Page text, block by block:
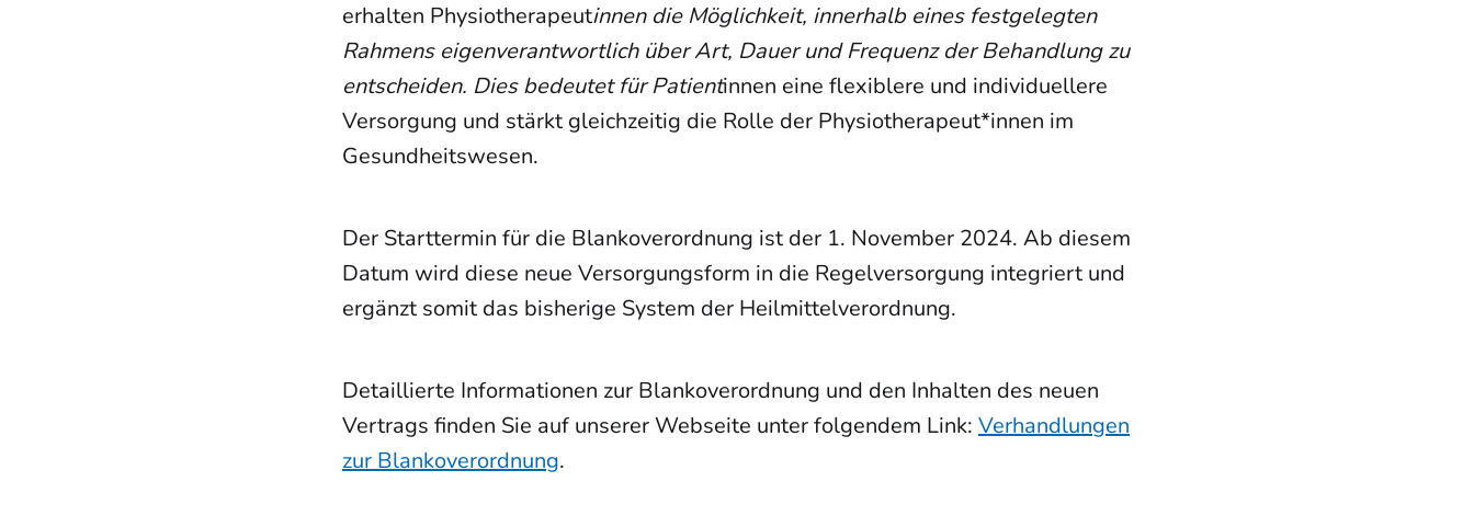
erhalten Physiotherapeutinnen die Möglichkeit, innerhalb eines festgelegten
Rahmens eigenverantwortlich über Art, Dauer und Frequenz der Behandlung zu
entscheiden. Dies bedeutet für Patientinnen eine flexiblere und individuellere
Versorgung und stärkt gleichzeitig die Rolle der Physiotherapeut*innen im
Gesundheitswesen.
Der Starttermin für die Blankoverordnung ist der 1. November 2024. Ab diesem
Datum wird diese neue Versorgungsform in die Regelversorgung integriert und
ergänzt somit das bisherige System der Heilmittelverordnung.
Detaillierte Informationen zur Blankoverordnung und den Inhalten des neuen
Vertrags finden Sie auf unserer Webseite unter folgendem Link: Verhandlungen
zur Blankoverordnung.